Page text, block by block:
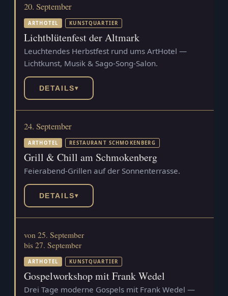
20. September
ARTHOTEL KUNSTQUARTIER
Lichtblütenfest der Altmark
Leuchtendes Herbstfest rund ums ArtHotel —
Lichtkunst, Musik & Sago-Song-Salon.
DETAILS▾
24. September
ARTHOTEL RESTAURANT SCHMOKENBERG
Grill & Chill am Schmokenberg
Feierabend-Grillen auf der Sonnenterrasse.
DETAILS▾
von 25. September
bis 27. September
ARTHOTEL KUNSTQUARTIER
Gospelworkshop mit Frank Wedel
Drei Tage moderne Gospels mit Frank Wedel —